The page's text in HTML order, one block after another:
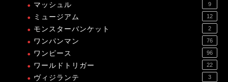
マッシュル 9
ミュージアム 12
モンスターバンケット 2
ワンパンマン 76
ワンピース 96
ワールドトリガー 22
ヴィジランテ 3